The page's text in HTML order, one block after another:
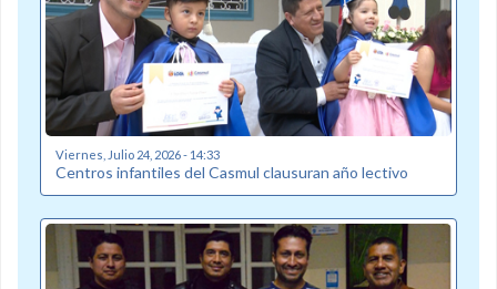
Viernes, Julio 24, 2026 - 14:33
Centros infantiles del Casmul clausuran año lectivo